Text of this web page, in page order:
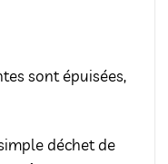
sont épuisées,
déchet de